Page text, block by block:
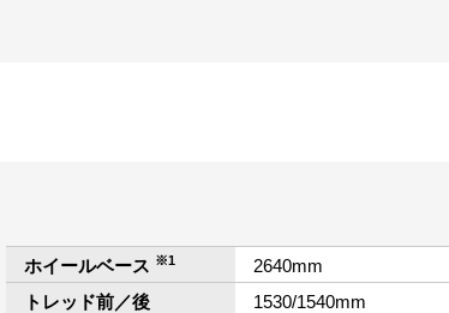
ホイールベース ※1
2640mm
トレッド前／後
1530/1540mm